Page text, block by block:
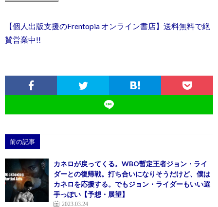
【個人出版支援のFrentopia オンライン書店】送料無料で絶
賛営業中!!
前の記事
カネロが戻ってくる。WBO暫定王者ジョン・ライ
ダーとの復帰戦。打ち合いになりそうだけど、僕は
カネロを応援する。でもジョン・ライダーもいい選
手っぽい【予想・展望】
2023.03.24